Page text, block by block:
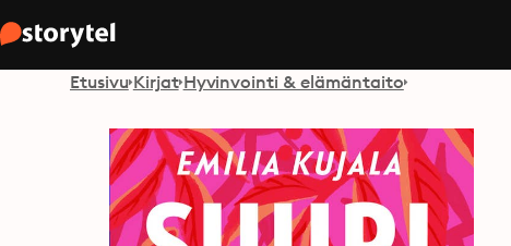
Etusivu Kirjat Hyvinvointi & elämäntaito